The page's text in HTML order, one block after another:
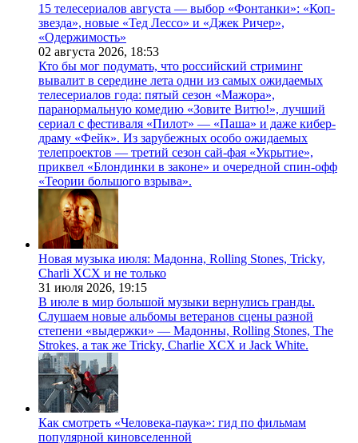
15 телесериалов августа — выбор «Фонтанки»: «Коп-
звезда», новые «Тед Лессо» и «Джек Ричер»,
«Одержимость»
02 августа 2026, 18:53
Кто бы мог подумать, что российский стриминг
вывалит в середине лета одни из самых ожидаемых
телесериалов года: пятый сезон «Мажора»,
паранормальную комедию «Зовите Витю!», лучший
сериал с фестиваля «Пилот» — «Паша» и даже кибер-
драму «Фейк». Из зарубежных особо ожидаемых
телепроектов — третий сезон сай-фая «Укрытие»,
приквел «Блондинки в законе» и очередной спин-офф
«Теории большого взрыва».
Новая музыка июля: Мадонна, Rolling Stones, Tricky,
Charli XCX и не только
31 июля 2026, 19:15
В июле в мир большой музыки вернулись гранды.
Слушаем новые альбомы ветеранов сцены разной
степени «выдержки» — Мадонны, Rolling Stones, The
Strokes, а так же Tricky, Charlie XCX и Jack White.
Как смотреть «Человека-паука»: гид по фильмам
популярной киновселенной